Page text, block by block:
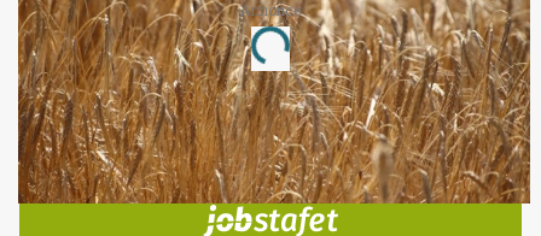
Annonce
Loading...
Jobs
i samarbejde med